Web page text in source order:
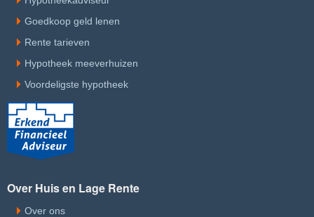
Goedkoop geld lenen
Rente tarieven
Hypotheek meeverhuizen
Voordeligste hypotheek
Over Huis en Lage Rente
Over ons